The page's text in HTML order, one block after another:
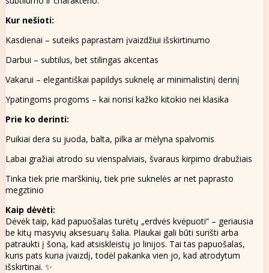
Kur nešioti:
Kasdienai – suteiks paprastam įvaizdžiui išskirtinumo
Darbui – subtilus, bet stilingas akcentas
Vakarui – elegantiškai papildys suknelę ar minimalistinį derinį
Ypatingoms progoms – kai norisi kažko kitokio nei klasika
Prie ko derinti:
Puikiai dera su juoda, balta, pilka ar mėlyna spalvomis
Labai gražiai atrodo su vienspalviais, švaraus kirpimo drabužiais
Tinka tiek prie marškinių, tiek prie suknelės ar net paprasto
megztinio
Kaip dėvėti:
Dėvėk taip, kad papuošalas turėtų „erdvės kvėpuoti“ – geriausia
be kitų masyvių aksesuarų šalia. Plaukai gali būti surišti arba
patraukti į šoną, kad atsiskleistų jo linijos. Tai tas papuošalas,
kuris pats kuria įvaizdį, todėl pakanka vien jo, kad atrodytum
išskirtinai. ✨